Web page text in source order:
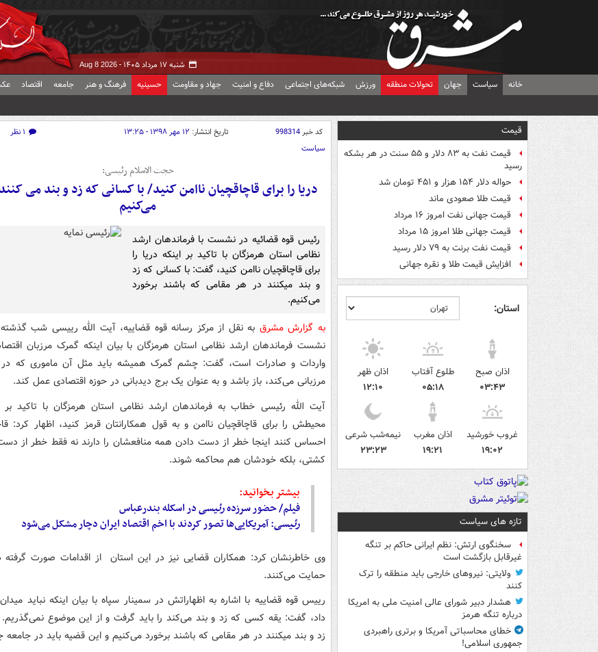
شنبه ۱۷ مرداد ۱۴۰۵ - Aug 8 2026
خانه سیاست جهان تحولات منطقه ورزش شبکه‌های اجتماعی دفاع و امنیت جهاد و مقاومت حسینیه فرهنگ و هنر جامعه اقتصاد
قیمت
قیمت نفت به ۸۳ دلار و ۵۵ سنت در هر بشکه
رسید
حواله دلار ۱۵۴ هزار و ۴۵۱ تومان شد
قیمت طلا صعودی ماند
قیمت جهانی نفت امروز ۱۶ مرداد
قیمت جهانی طلا امروز ۱۵ مرداد
قیمت نفت برنت به ۷۹ دلار رسید
افزایش قیمت طلا و نقره جهانی
استان:
اذان صبح
۰۳:۴۳
طلوع آفتاب
۰۵:۱۸
اذان ظهر
۱۲:۱۰
غروب خورشید
۱۹:۰۲
اذان مغرب
۱۹:۲۱
نیمه‌شب شرعی
۲۳:۲۳
تازه های سیاست
سخنگوی ارتش: نظم ایرانی حاکم بر تنگه
غیرقابل بازگشت است
ولایتی: نیروهای خارجی باید منطقه را ترک
کنند
هشدار دبیر شورای عالی امنیت ملی به امریکا
درباره تنگه هرمز
خطای محاسباتی آمریکا و برتری راهبردی
جمهوری اسلامی!
کد خبر998314 تاریخ انتشار: ۱۲ مهر ۱۳۹۸ - ۱۳:۲۵ ۱ نظر
سیاست
حجت الاسلام رئیسی:
دریا را برای قاچاقچیان ناامن کنید/ با کسانی که زد و بند می
می‌کنیم
رئیس قوه قضائیه در نشست با فرماندهان ارشد
نظامی استان هرمزگان با تاکید بر اینکه دریا را
برای قاچاقچیان ناامن کنید، گفت: با کسانی که زد
و بند می‎کنند در هر مقامی که باشند برخورد
می‌کنیم.
به گزارش مشرق به نقل از مرکز رسانه قوه قضاییه، آیت الله رییسی شب
نشست فرماندهان ارشد نظامی استان هرمزگان با بیان اینکه گمرک مرزبان
واردات و صادرات است، گفت: چشم گمرک همیشه باید مثل آن ماموری که در
مرزبانی می‌کند، باز باشد و به عنوان یک برج دیدبانی در حوزه اقتصادی عمل کند.
آیت الله رئیسی خطاب به فرماندهان ارشد نظامی استان هرمزگان با تاکید بر
محیطش را برای قاچاقچیان ناامن و به قول همکارانتان قرمز کنید، اظهار کرد:
احساس کنند اینجا خطر از دست دادن همه منافعشان را دارند نه فقط خطر از
کشتی، بلکه خودشان هم محاکمه شوند.
بیشتر بخوانید:
فیلم/ حضور سرزدهرئیسیدر اسکله بندرعباس
رئیسی: آمریکایی‌ها تصور کردند با اخم ‌اقتصاد ایران دچار مشکل می‌شود
وی خاطرنشان کرد: همکاران قضایی نیز در این استان از اقدامات صورت گرفته
حمایت می‌کنند.
رییس قوه قضاییه با اشاره به اظهاراتش در سمینار سپاه با بیان اینکه نباید
داد، گفت: یقه کسی که زد و بند می‌کند را باید گرفت و از این موضوع
زد و بند می‎کنند در هر مقامی که باشند برخورد می‌کنیم و این قضیه باید در جامعه جا بیفتد.